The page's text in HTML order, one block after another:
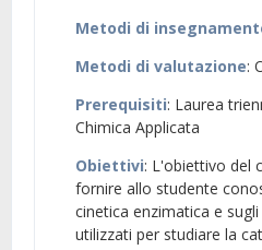
Metodi di
Metodi di valutazione:
Prerequisiti: Laurea
Chimica Applicata
Obiettivi: L'obiettivo del
fornire allo studente
cinetica enzimatica e
utilizzati per studiare la